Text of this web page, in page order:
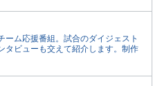
ーム応援番組。試合のダイジェスト
タビューも交えて紹介します。制作